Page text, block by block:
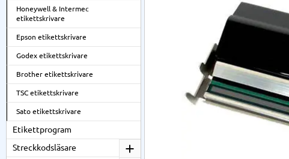
Honeywell & Intermec
etikettskrivare
Epson etikettskrivare
Godex etikettskrivare
Brother etikettskrivare
TSC etikettskrivare
Sato etikettskrivare
Etikettprogram
Streckkodsläsare